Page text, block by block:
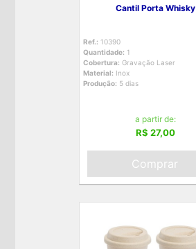
Cantil Porta Whisky
Ref.: 10390
Quantidade: 1
Cobertura: Gravação Laser
Material: Inox
Produção: 5 dias
a partir de:
R$ 27,00
Comprar